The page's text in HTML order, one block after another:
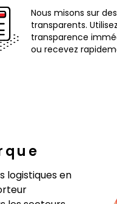
Nous misons sur des
transparents.
transparence
ou recevez
logistiques en